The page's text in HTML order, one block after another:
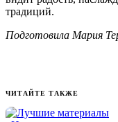
традиций.
Подготовила Мария
ЧИТАЙТЕ ТАКЖЕ